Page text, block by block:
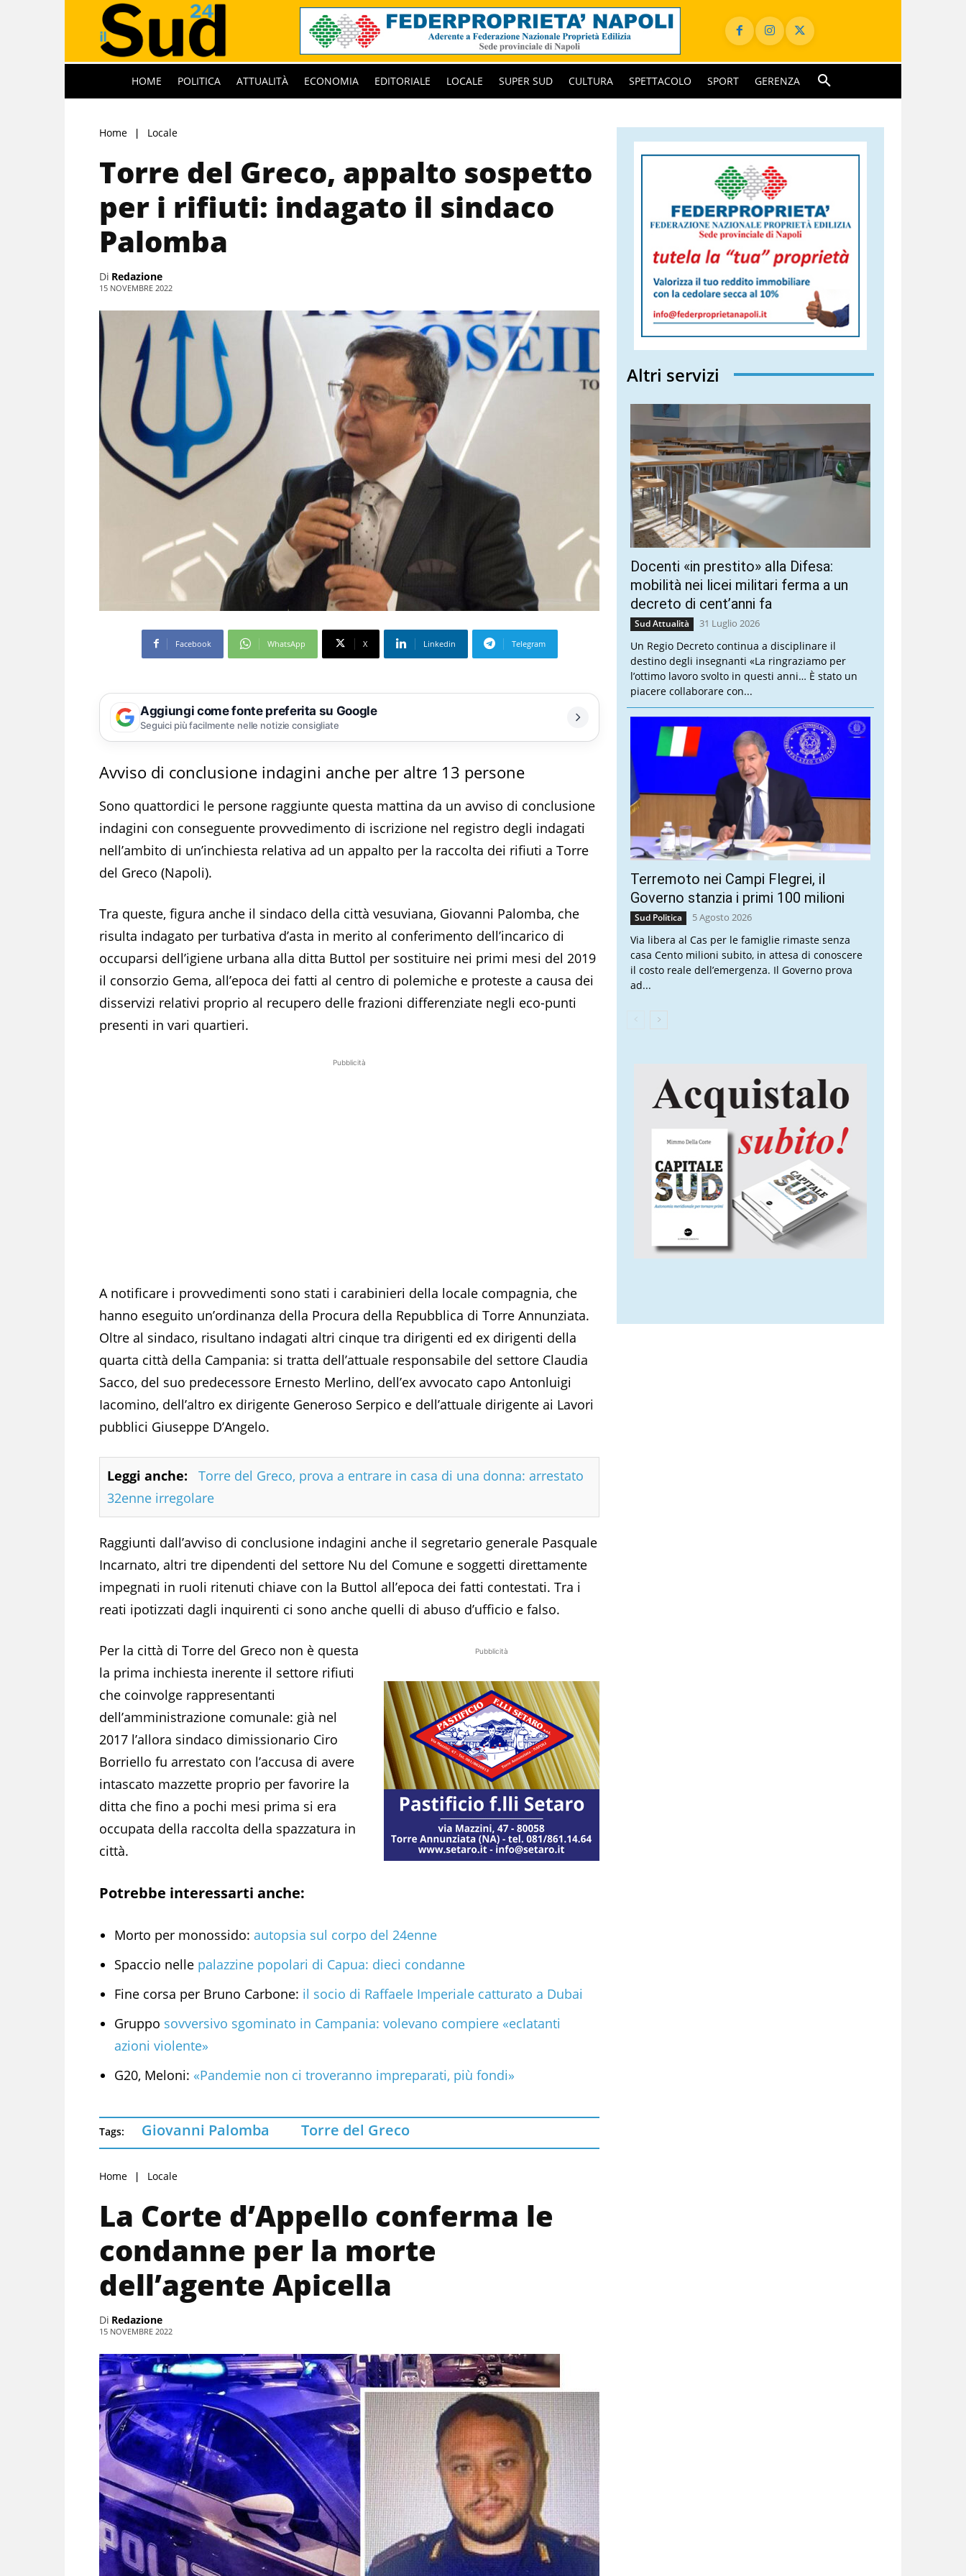
HOME POLITICA ATTUALITÀ ECONOMIA EDITORIALE LOCALE SUPER SUD CULTURA SPETTACOLO SPORT GERENZA
Home Locale
Torre del Greco, appalto sospetto
per i rifiuti: indagato il sindaco
Palomba
Di Redazione
15 NOVEMBRE 2022
Facebook WhatsApp X Linkedin Telegram
Aggiungi come fonte preferita su Google
Seguici più facilmente nelle notizie consigliate
Avviso di conclusione indagini anche per altre 13 persone
Sono quattordici le persone raggiunte questa mattina da un avviso di conclusione
indagini con conseguente provvedimento di iscrizione nel registro degli indagati
nell’ambito di un’inchiesta relativa ad un appalto per la raccolta dei rifiuti a Torre
del Greco (Napoli).
Tra queste, figura anche il sindaco della città vesuviana, Giovanni Palomba, che
risulta indagato per turbativa d’asta in merito al conferimento dell’incarico di
occuparsi dell’igiene urbana alla ditta Buttol per sostituire nei primi mesi del 2019
il consorzio Gema, all’epoca dei fatti al centro di polemiche e proteste a causa dei
disservizi relativi proprio al recupero delle frazioni differenziate negli eco-punti
presenti in vari quartieri.
Pubblicità
A notificare i provvedimenti sono stati i carabinieri della locale compagnia, che
hanno eseguito un’ordinanza della Procura della Repubblica di Torre Annunziata.
Oltre al sindaco, risultano indagati altri cinque tra dirigenti ed ex dirigenti della
quarta città della Campania: si tratta dell’attuale responsabile del settore Claudia
Sacco, del suo predecessore Ernesto Merlino, dell’ex avvocato capo Antonluigi
Iacomino, dell’altro ex dirigente Generoso Serpico e dell’attuale dirigente ai Lavori
pubblici Giuseppe D’Angelo.
Leggi anche:
Torre del Greco, prova a entrare in casa di una donna: arrestato
32enne irregolare
Raggiunti dall’avviso di conclusione indagini anche il segretario generale Pasquale
Incarnato, altri tre dipendenti del settore Nu del Comune e soggetti direttamente
impegnati in ruoli ritenuti chiave con la Buttol all’epoca dei fatti contestati. Tra i
reati ipotizzati dagli inquirenti ci sono anche quelli di abuso d’ufficio e falso.
Pubblicità
Per la città di Torre del Greco non è questa
la prima inchiesta inerente il settore rifiuti
che coinvolge rappresentanti
dell’amministrazione comunale: già nel
2017 l’allora sindaco dimissionario Ciro
Borriello fu arrestato con l’accusa di avere
intascato mazzette proprio per favorire la
ditta che fino a pochi mesi prima si era
occupata della raccolta della spazzatura in
città.
Potrebbe interessarti anche:
Morto per monossido: autopsia sul corpo del 24enne
Spaccio nelle palazzine popolari di Capua: dieci condanne
Fine corsa per Bruno Carbone: il socio di Raffaele Imperiale catturato a Dubai
Gruppo sovversivo sgominato in Campania: volevano compiere «eclatanti
azioni violente»
G20, Meloni: «Pandemie non ci troveranno impreparati, più fondi»
Tags: Giovanni Palomba Torre del Greco
Home Locale
La Corte d’Appello conferma le
condanne per la morte
dell’agente Apicella
Di Redazione
15 NOVEMBRE 2022
Altri servizi
Docenti «in prestito» alla Difesa:
mobilità nei licei militari ferma a un
decreto di cent’anni fa
Sud Attualità 31 Luglio 2026
Un Regio Decreto continua a disciplinare il
destino degli insegnanti «La ringraziamo per
l’ottimo lavoro svolto in questi anni… È stato un
piacere collaborare con...
Terremoto nei Campi Flegrei, il
Governo stanzia i primi 100 milioni
Sud Politica 5 Agosto 2026
Via libera al Cas per le famiglie rimaste senza
casa Cento milioni subito, in attesa di conoscere
il costo reale dell’emergenza. Il Governo prova
ad...